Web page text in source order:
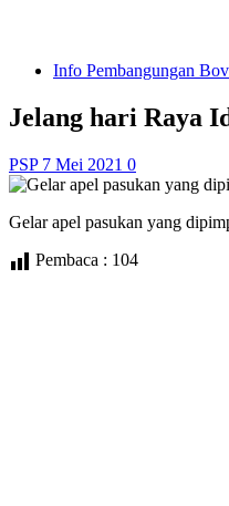
Info Pembangungan
Jelang hari Raya
PSP 7 Mei 2021 0
Gelar apel pasukan yang
Pembaca : 104